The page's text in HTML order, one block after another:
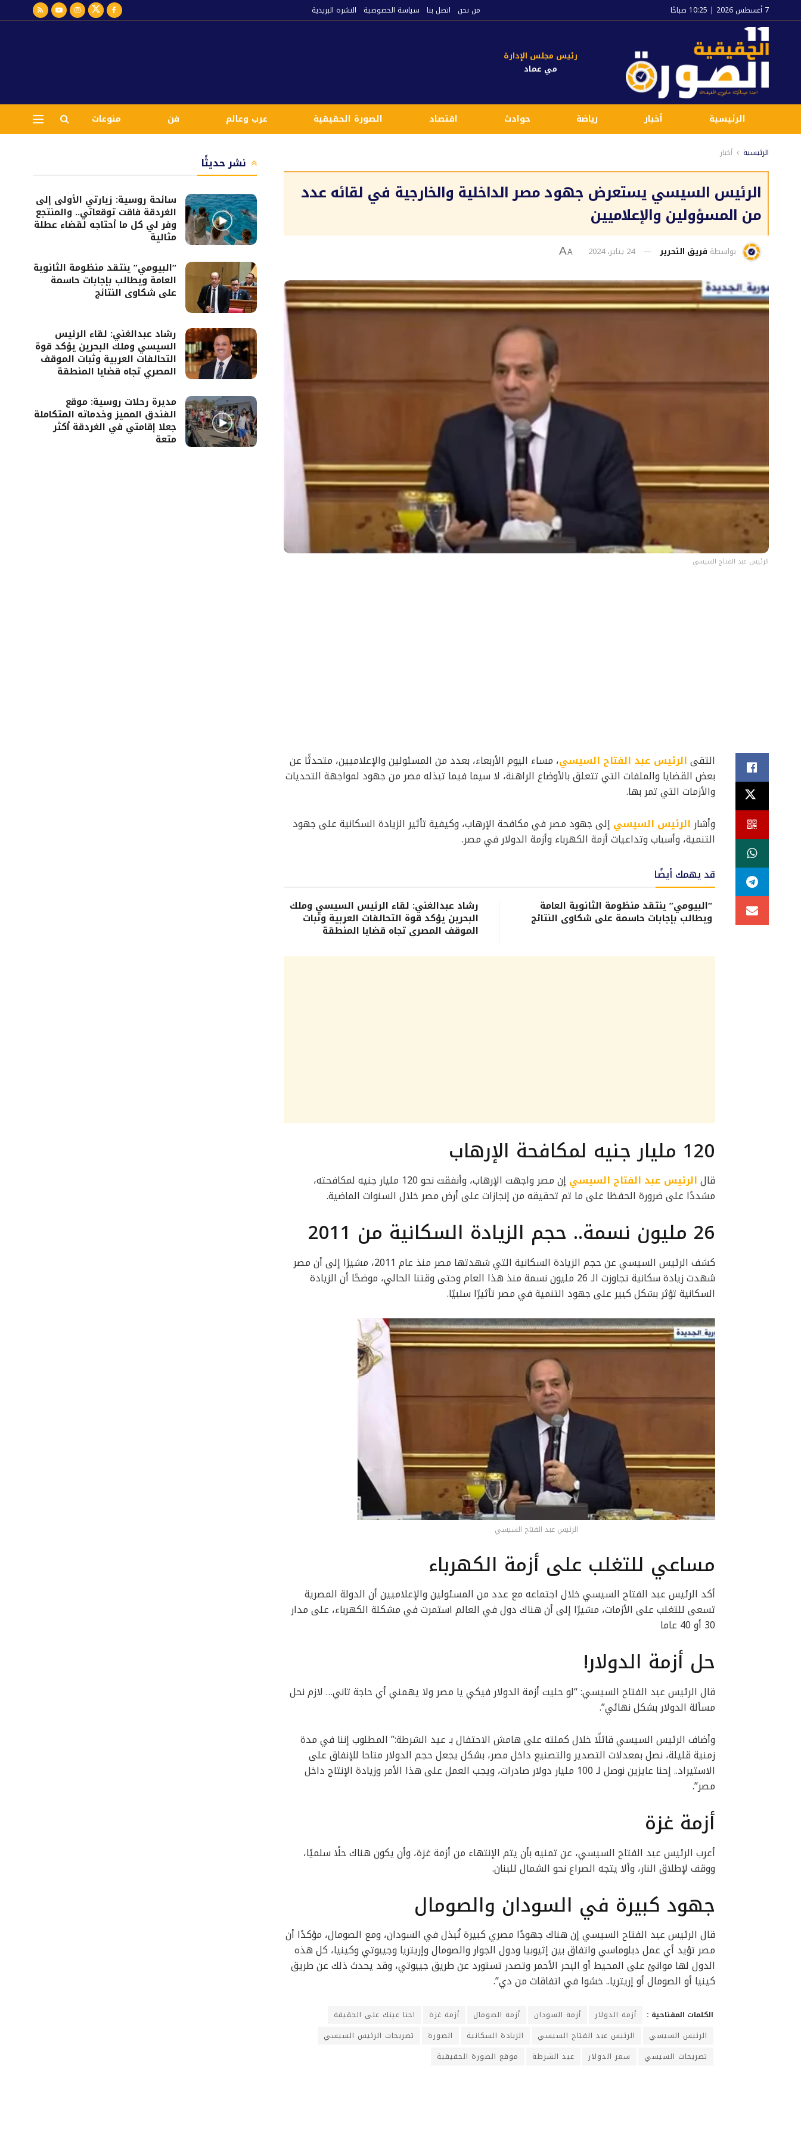
7 أغسطس 2026 | 10:25 صباحًا من نحن اتصل بنا سياسة الخصوصية النشرة البريدية
رئيس مجلس الإدارة
مي عماد
الرئيسية أخبار رياضة حوادث اقتصاد الصورة الحقيقية عرب وعالم فن منوعات
الرئيسية أخبار
الرئيس السيسي يستعرض جهود مصر الداخلية والخارجية في لقائه عدد
من المسؤولين والإعلاميين
بواسطة فريق التحرير 24 يناير، 2024 A
A
الرئيس عبد الفتاح السيسي
التقىالرئيس عبد الفتاح السيسي، مساء اليوم الأربعاء، بعدد من المسئولين والإعلاميين، متحدثًا عن
بعض القضايا والملفات التي تتعلق بالأوضاع الراهنة، لا سيما فيما تبذله مصر من جهود لمواجهة التحديات
والأزمات التي تمر بها.
وأشارالرئيس السيسي إلى جهود مصر في مكافحة الإرهاب، وكيفية تأثير الزيادة السكانية على جهود
التنمية، وأسباب وتداعيات أزمة الكهرباء وأزمة الدولار في مصر.
قد يهمك أيضًا
“البيومي” ينتقد منظومة الثانوية العامة
ويطالب بإجابات حاسمة على شكاوى النتائج
رشاد عبدالغني: لقاء الرئيس السيسي وملك
البحرين يؤكد قوة التحالفات العربية وثبات
الموقف المصري تجاه قضايا المنطقة
120 مليار جنيه لمكافحة الإرهاب
قالالرئيس عبد الفتاح السيسي
إن مصر واجهت الإرهاب، وأنفقت نحو 120 مليار جنيه لمكافحته،
مشددًا على ضرورة الحفظا على ما تم تحقيقه من إنجازات على أرض مصر خلال السنوات الماضية.
26 مليون نسمة.. حجم الزيادة السكانية من 2011
كشف الرئيس السيسي عن حجم الزيادة السكانية التي شهدتها مصر منذ عام 2011، مشيرًا إلى أن مصر
شهدت زيادة سكانية تجاوزت الـ 26 مليون نسمة منذ هذا العام وحتى وقتنا الحالي، موضحًا أن الزيادة
السكانية تؤثر بشكل كبير على جهود التنمية في مصر تأثيرًا سلبيًا.
الرئيس عبد الفتاح السيسي
مساعي للتغلب على أزمة الكهرباء
أكد الرئيس عبد الفتاح السيسي خلال اجتماعه مع عدد من المسئولين والإعلاميين أن الدولة المصرية
تسعى للتغلب على الأزمات، مشيرًا إلى أن هناك دول في العالم استمرت في مشكلة الكهرباء، على مدار
30 أو 40 عاما
حل أزمة الدولار!
قال الرئيس عبد الفتاح السيسي: “لو حليت أزمة الدولار فيكي يا مصر ولا يهمني أي حاجة تاني… لازم نحل
مسألة الدولار بشكل نهائي”.
وأضاف الرئيس السيسي قائلًا خلال كملته على هامش الاحتفال بـ عيد الشرطة:” المطلوب إننا في مدة
زمنية قليلة، نصل بمعدلات التصدير والتصنيع داخل مصر، بشكل يجعل حجم الدولار متاحا للإنفاق على
الاستيراد.. إحنا عايزين نوصل لـ 100 مليار دولار صادرات، ويجب العمل على هذا الأمر وزيادة الإنتاج داخل
مصر”.
أزمة غزة
أعرب الرئيس عبد الفتاح السيسي، عن تمنيه بأن يتم الإنتهاء من أزمة غزة، وأن يكون هناك حلًا سلميًا،
ووقف لإطلاق النار، وألا يتجه الصراع نحو الشمال للبنان.
جهود كبيرة في السودان والصومال
قال الرئيس عبد الفتاح السيسي إن هناك جهودًا مصري كبيرة تُبذل في السودان، ومع الصومال، مؤكدًا أن
مصر تؤيد أي عمل دبلوماسي واتفاق بين إثيوبيا ودول الجوار والصومال وإريتريا وجيبوتي وكينيا، كل هذه
الدول لها موانئ على المحيط أو البحر الأحمر وتصدر تستورد عن طريق جيبوتي، وقد يحدث ذلك عن طريق
كينيا أو الصومال أو إريتريا.. خشوا في اتفاقات من دي”.
الكلمات المفتاحية : أزمة الدولار أزمة السودان أزمة الصومال أزمة غزة
احنا عينك على الحقيقة
الرئيس السيسي
الرئيس عبد الفتاح السيسي الزيادة السكانية الصورة
تصريحات الرئيس السيسي
تصريحات السيسي
سعر الدولار عيد الشرطة موقع الصورة الحقيقية
نشر حديثًا
سائحة روسية: زيارتي الأولى إلى
الغردقة فاقت توقعاتي.. والمنتجع
وفر لي كل ما أحتاجه لقضاء عطلة
مثالية
“البيومي” ينتقد منظومة الثانوية
العامة ويطالب بإجابات حاسمة
على شكاوى النتائج
رشاد عبدالغني: لقاء الرئيس
السيسي وملك البحرين يؤكد قوة
التحالفات العربية وثبات الموقف
المصري تجاه قضايا المنطقة
مديرة رحلات روسية: موقع
الفندق المميز وخدماته المتكاملة
جعلا إقامتي في الغردقة أكثر
متعة